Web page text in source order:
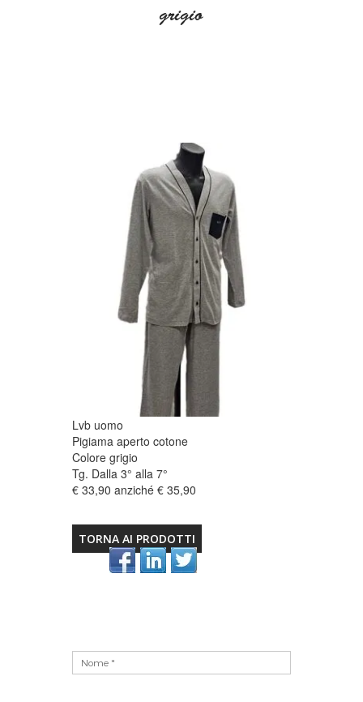
grigio
Lvb uomo
Pigiama aperto cotone
Colore grigio
Tg. Dalla 3° alla 7°
€ 33,90 anziché € 35,90
TORNA AI PRODOTTI